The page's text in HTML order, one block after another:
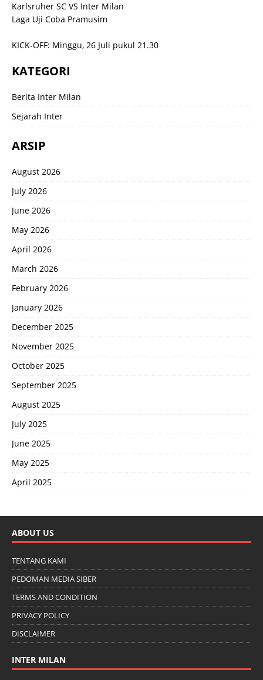
Karlsruher SC VS Inter Milan
Laga Uji Coba Pramusim
KICK-OFF: Minggu, 26 Juli pukul 21.30
KATEGORI
Berita Inter Milan
Sejarah Inter
ARSIP
August 2026
July 2026
June 2026
May 2026
April 2026
March 2026
February 2026
January 2026
December 2025
November 2025
October 2025
September 2025
August 2025
July 2025
June 2025
May 2025
April 2025
ABOUT US
TENTANG KAMI
PEDOMAN MEDIA SIBER
TERMS AND CONDITION
PRIVACY POLICY
DISCLAIMER
INTER MILAN